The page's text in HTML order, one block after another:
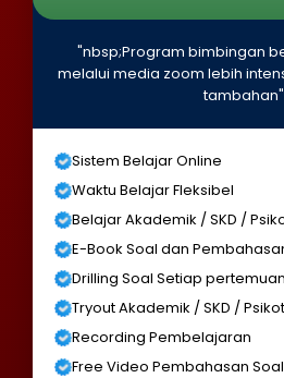
"nbsp;Program bimbingan
melalui media zoom lebih
tambahan"
Sistem Belajar Online
Waktu Belajar Fleksibel
Belajar Akademik / SKD /
E-Book Soal dan
Drilling Soal Setiap pertemuan
Tryout Akademik / SKD /
Recording Pembelajaran
Free Video Pembahasan Soal